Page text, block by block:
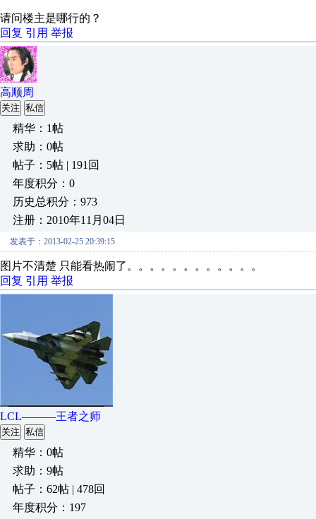
请问楼主是哪行的？
回复 引用 举报
高顺周
关注 私信
精华：1帖
求助：0帖
帖子：5帖 | 191回
年度积分：0
历史总积分：973
注册：2010年11月04日
发表于：2013-02-25 20:39:15
图片不清楚 只能看热闹了。。。。。。。。。。。。
回复 引用 举报
LCL———王者之师
关注 私信
精华：0帖
求助：9帖
帖子：62帖 | 478回
年度积分：197